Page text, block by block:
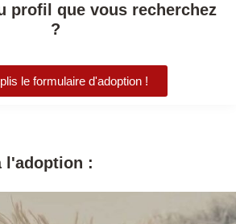
profil que vous recherchez
?
le formulaire d'adoption !
l'adoption :